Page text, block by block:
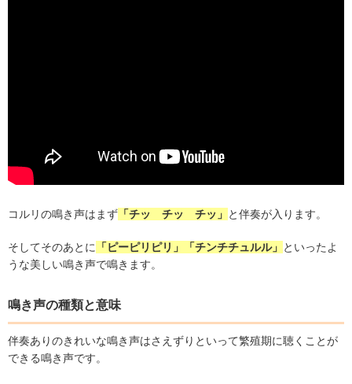
コルリの鳴き声はまず 「チッ チッ チッ」 と伴奏が入ります。
そしてそのあとに 「ピーピリピリ」「チンチチュルル」 といったよ
うな美しい鳴き声で鳴きます。
鳴き声の種類と意味
伴奏ありのきれいな鳴き声はさえずりといって繁殖期に聴くことが
できる鳴き声です。